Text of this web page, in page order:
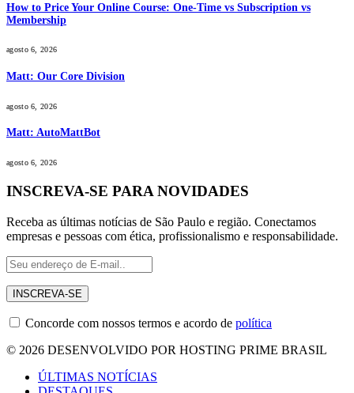
How to Price Your Online Course: One-Time vs Subscription vs
Membership
agosto 6, 2026
Matt: Our Core Division
agosto 6, 2026
Matt: AutoMattBot
agosto 6, 2026
INSCREVA-SE PARA NOVIDADES
Receba as últimas notícias de São Paulo e região. Conectamos
empresas e pessoas com ética, profissionalismo e responsabilidade.
Concorde com nossos termos e acordo de política
© 2026 DESENVOLVIDO POR HOSTING PRIME BRASIL
ÚLTIMAS NOTÍCIAS